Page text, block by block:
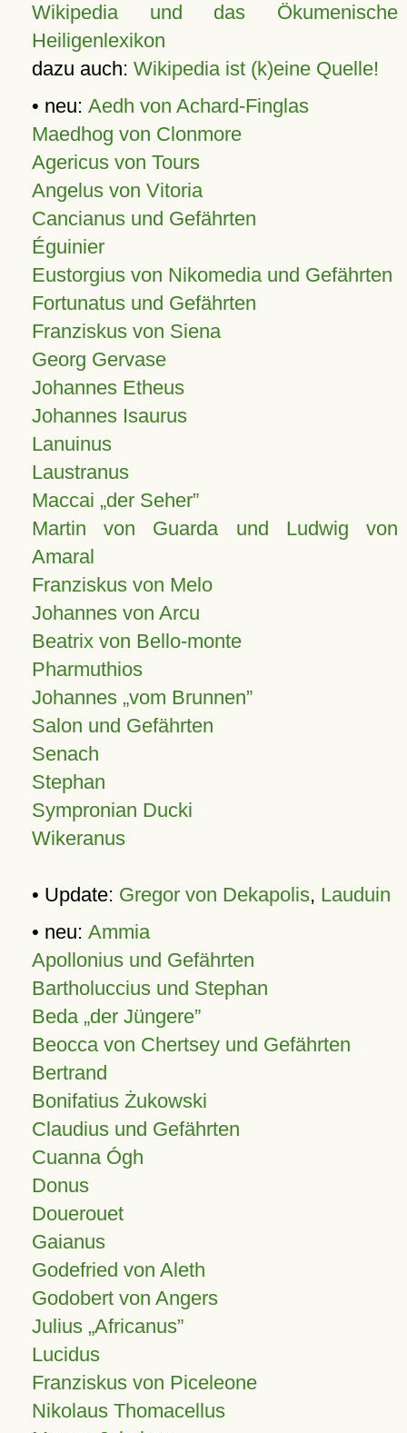
Wikipedia und das Ökumenische
Heiligenlexikon
dazu auch: Wikipedia ist (k)eine Quelle!
• neu: Aedh von Achard-Finglas
Maedhog von Clonmore
Agericus von Tours
Angelus von Vitoria
Cancianus und Gefährten
Éguinier
Eustorgius von Nikomedia und Gefährten
Fortunatus und Gefährten
Franziskus von Siena
Georg Gervase
Johannes Etheus
Johannes Isaurus
Lanuinus
Laustranus
Maccai „der Seher”
Martin von Guarda und Ludwig von
Amaral
Franziskus von Melo
Johannes von Arcu
Beatrix von Bello-monte
Pharmuthios
Johannes vom Brunnen
Salon und Gefährten
Senach
Stephan
Sympronian Ducki
Wikeranus
• Update: Gregor von Dekapolis, Lauduin
• neu: Ammia
Apollonius und Gefährten
Bartholuccius und Stephan
Beda „der Jüngere”
Beocca von Chertsey und Gefährten
Bertrand
Bonifatius Żukowski
Claudius und Gefährten
Cuanna Ógh
Donus
Douerouet
Gaianus
Godefried von Aleth
Godobert von Angers
Julius Africanus
Lucidus
Franziskus von Piceleone
Nikolaus Thomacellus